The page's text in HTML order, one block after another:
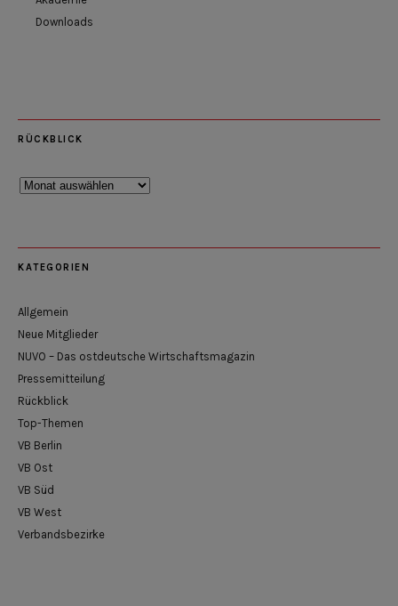
Downloads
RÜCKBLICK
Rückblick
KATEGORIEN
Allgemein
Neue Mitglieder
NUVO – Das ostdeutsche Wirtschaftsmagazin
Pressemitteilung
Rückblick
Top-Themen
VB Berlin
VB Ost
VB Süd
VB West
Verbandsbezirke